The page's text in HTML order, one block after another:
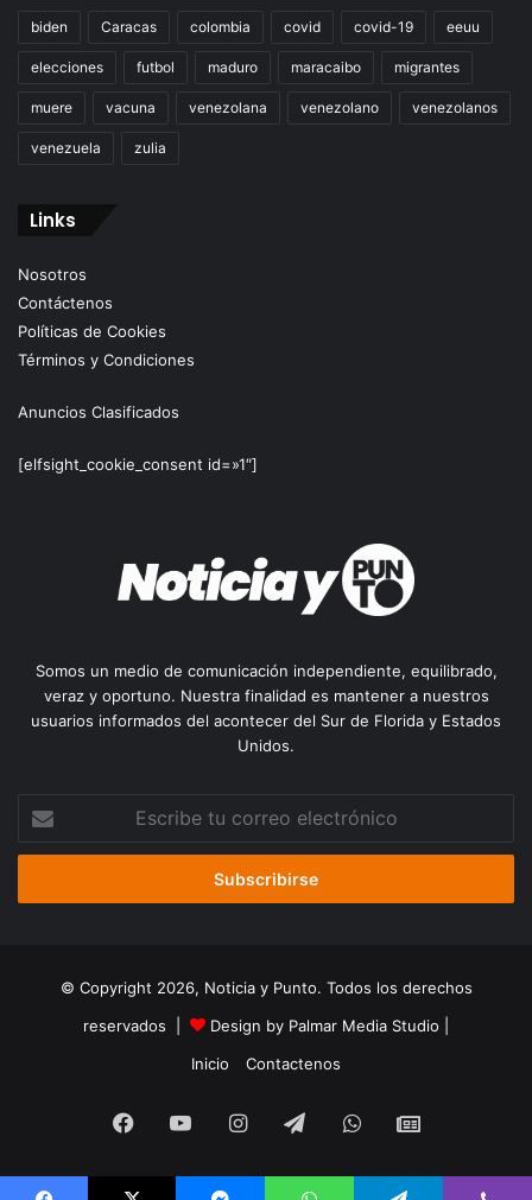
biden Caracas colombia covid covid-19 eeuu
elecciones futbol maduro maracaibo migrantes
muere vacuna venezolana venezolano venezolanos
venezuela zulia
Links
Nosotros
Contáctenos
Políticas de Cookies
Términos y Condiciones
Anuncios Clasificados
[elfsight_cookie_consent id=»1″]
Somos un medio de comunicación independiente, equilibrado,
veraz y oportuno. Nuestra finalidad es mantener a nuestros
usuarios informados del acontecer del Sur de Florida y Estados
Unidos.
correo
© Copyright 2026, Noticia y Punto. Todos los derechos
reservados |
Design by Palmar Media Studio
Inicio
Contactenos
Facebook
YouTubeInstagramTelegramWhatsApp
Google
Noticias